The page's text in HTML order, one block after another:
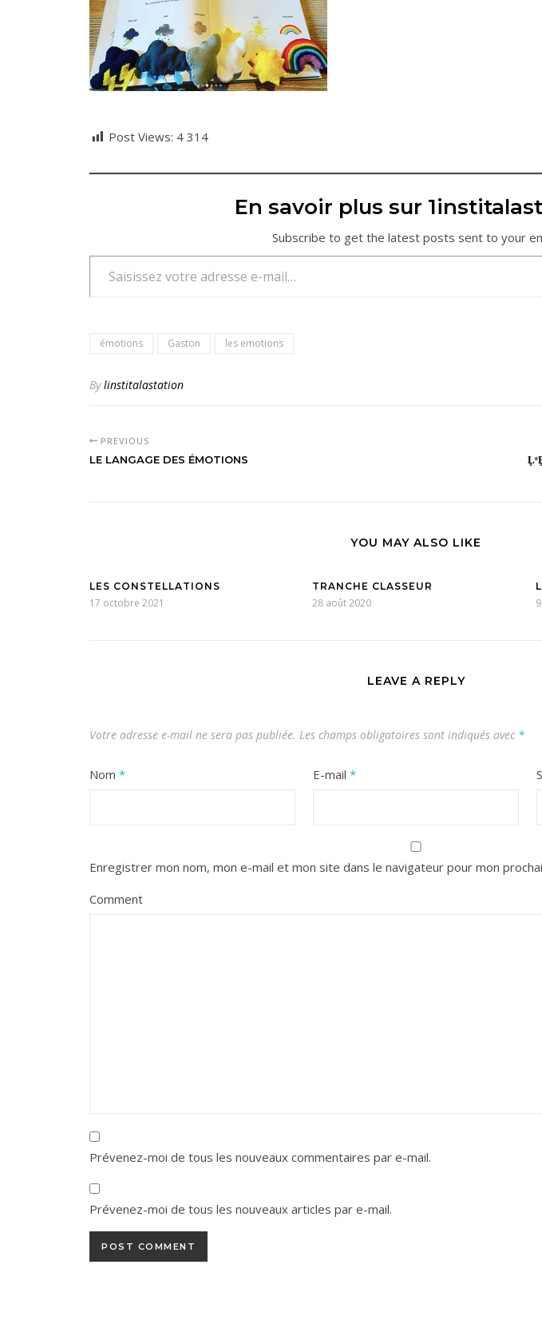
Post Views: 4 314
En savoir plus sur
Subscribe to get the latest posts sent to your
Saisissez votre adresse e-mail…
émotions Gaston les emotions
Bylinstitalastation
PREVIOUS
LE LANGAGE DES ÉMOTIONS
YOU MAY ALSO LIKE
LES CONSTELLATIONS
17 octobre 2021
TRANCHE CLASSEUR
28 août 2020
LEAVE A REPLY
Votre adresse e-mail ne sera pas publiée. Les champs obligatoires sont indiqués avec *
Nom * E-mail *
Enregistrer mon nom, mon e-mail et mon site dans le navigateur pour mon
Comment
Prévenez-moi de tous les nouveaux commentaires par e-mail.
Prévenez-moi de tous les nouveaux articles par e-mail.